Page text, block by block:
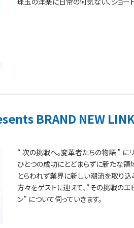
BRAND NEW
“ 次の挑戦へ。変革者たちの物語 ” に
ひとつの成功にとどまらずに新たな
とらわれず業界に新しい潮流を取り
方々をゲストに迎えて、“その挑戦の
ン” について伺っていきます。